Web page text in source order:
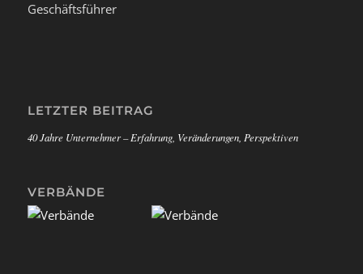
Geschäftsführer
LETZTER BEITRAG
40 Jahre Unternehmer – Erfahrung, Veränderungen, Perspektiven
VERBÄNDE